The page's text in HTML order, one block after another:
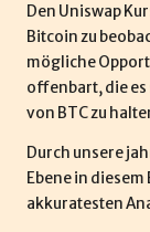
Den Uniswap
Bitcoin zu
mögliche
offenbart, die es
von BTCzu
Durch unsere
Ebene in
akkuratesten